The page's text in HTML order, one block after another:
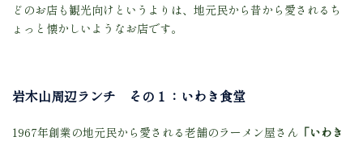
どのお店も観光向けというよりは、地元民から昔から愛されるち
ょっと懐かしいようなお店です。
岩木山周辺ランチ その１：いわき食堂
1967年創業の地元民から愛される老舗のラーメン屋さん 「いわき